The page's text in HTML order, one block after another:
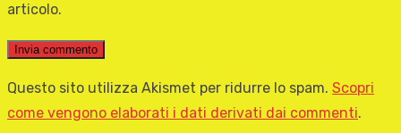
articolo.
Questo sito utilizza Akismet per ridurre lo spam. Scopri
come vengono elaborati i dati derivati dai commenti.